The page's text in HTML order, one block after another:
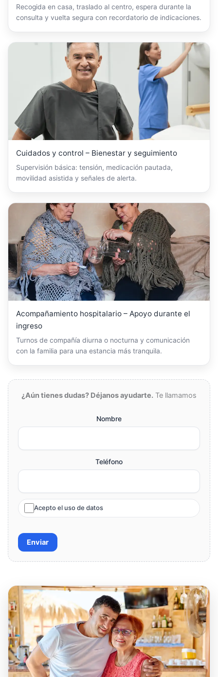
Recogida en casa, traslado al centro, espera durante la
consulta y vuelta segura con recordatorio de indicaciones.
Cuidados y control – Bienestar y seguimiento
Supervisión básica: tensión, medicación pautada,
movilidad asistida y señales de alerta.
Acompañamiento hospitalario – Apoyo durante el
ingreso
Turnos de compañía diurna o nocturna y comunicación
con la familia para una estancia más tranquila.
¿Aún tienes dudas? Déjanos ayudarte. Te llamamos
Nombre
Teléfono
Acepto el uso de datos
Enviar